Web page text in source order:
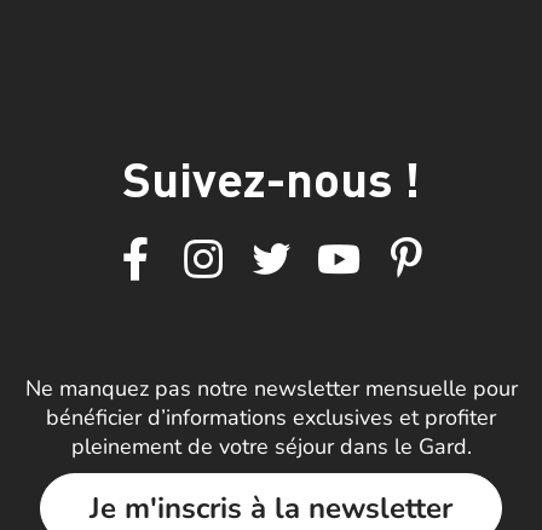
Suivez-nous !
Ne manquez pas notre newsletter mensuelle pour
bénéficier d’informations exclusives et profiter
pleinement de votre séjour dans le Gard.
Je m'inscris à la newsletter